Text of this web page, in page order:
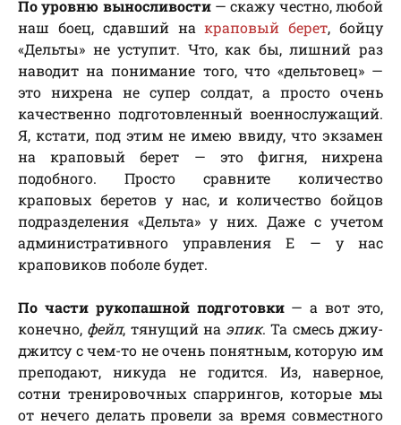
По уровню выносливости— скажу честно, любой
наш боец, сдавший накраповый берет, бойцу
«Дельты» не уступит. Что, как бы, лишний раз
наводит на понимание того, что «дельтовец» —
это нихрена не супер солдат, а просто очень
качественно подготовленный военнослужащий.
Я, кстати, под этим не имею ввиду, что экзамен
на краповый берет — это фигня, нихрена
подобного. Просто сравните количество
краповых беретов у нас, и количество бойцов
подразделения «Дельта» у них. Даже с учетом
административного управления Е — у нас
краповиков поболе будет.
По части рукопашной подготовки— а вот это,
конечно, фейл, тянущий на эпик. Та смесь джиу-
джитсу с чем-то не очень понятным, которую им
преподают, никуда не годится. Из, наверное,
сотни тренировочных спаррингов, которые мы
от нечего делать провели за время совместного